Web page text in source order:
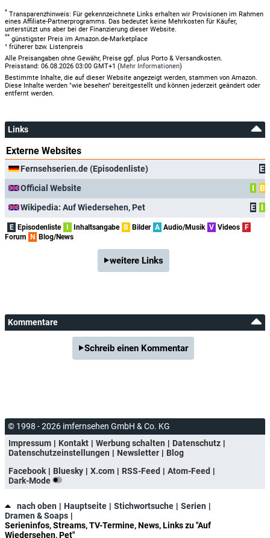
* Transparenzhinweis: Für gekennzeichnete Links erhalten wir Provisionen im Rahmen
eines Affiliate-Partnerprogramms. Das bedeutet keine Mehrkosten für Käufer,
unterstützt uns aber bei der Finanzierung dieser Website.
** günstigster Preis im Amazon.de-Marketplace
¹ früherer bzw. Listenpreis
Alle Preisangaben ohne Gewähr, Preise ggf. plus Porto & Versandkosten.
Preisstand: 06.08.2026 03:00 GMT+1 (Mehr Informationen)
Bestimmte Inhalte, die auf dieser Website angezeigt werden, stammen von Amazon.
Diese Inhalte werden "wie besehen" bereitgestellt und können jederzeit geändert oder
entfernt werden.
Links
Externe Websites
Fernsehserien.de (Episodenliste)
E
Official Website
I
B
Wikipedia: Auf Wiedersehen, Pet
E I
E Episodenliste I Inhaltsangabe B Bilder A Audio/Musik V Videos F
Forum N Blog/News
weitere Links
Kommentare
Schreib einen Kommentar
© 1998 - 2026 imfernsehen GmbH & Co. KG
Impressum
Kontakt Werbung schalten
Datenschutz
Datenschutzeinstellungen
Newsletter
Blog
Facebook
Bluesky X.com RSS-Feed
Atom-Feed
Dark-Mode
nach oben Hauptseite Stichwortsuche
Serien
Dramen & Soaps
Serieninfos, Streams, TV-Termine, News, Links zu "Auf
Wiedersehen, Pet"